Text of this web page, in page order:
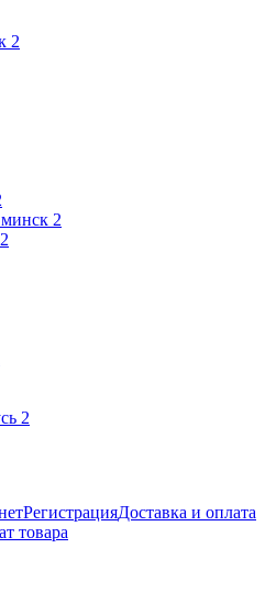
2
2
2
2
РегистрацияДоставка и оплата
товара